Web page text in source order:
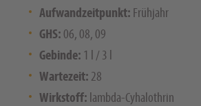
Aufwandzeitpunkt: Frühjahr
GHS: 06, 08, 09
Gebinde: 1 l / 3 l
Wartezeit: 28
Wirkstoff: lambda-Cyhalothrin